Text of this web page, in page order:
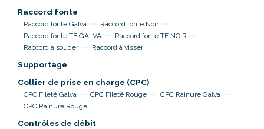
Raccord fonte
Raccord fonte Galva
Raccord fonte Noir
Raccord fonte TE GALVA
Raccord fonte TE NOIR
Raccord à souder
Raccord à visser
Supportage
Collier de prise en charge (CPC)
CPC Fileté Galva CPC Fileté Rouge
CPC Rainure Galva
CPC Rainure Rouge
Contrôles de débit